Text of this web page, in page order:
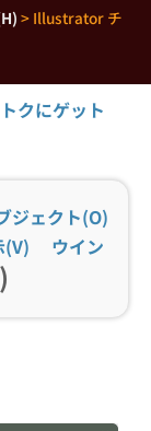
> Illustrator チ
クにゲット
ジェクト(O)
(V)
ウイン